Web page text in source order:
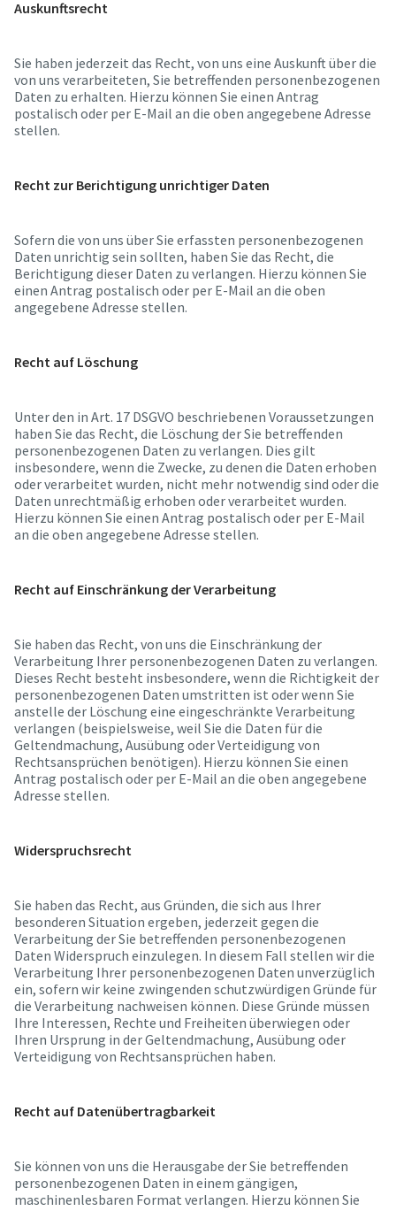
Auskunftsrecht
Sie haben jederzeit das Recht, von uns eine Auskunft über die
von uns verarbeiteten, Sie betreffenden personenbezogenen
Daten zu erhalten. Hierzu können Sie einen Antrag
postalisch oder per E-Mail an die oben angegebene Adresse
stellen.
Recht zur Berichtigung unrichtiger Daten
Sofern die von uns über Sie erfassten personenbezogenen
Daten unrichtig sein sollten, haben Sie das Recht, die
Berichtigung dieser Daten zu verlangen. Hierzu können Sie
einen Antrag postalisch oder per E-Mail an die oben
angegebene Adresse stellen.
Recht auf Löschung
Unter den in Art. 17 DSGVO beschriebenen Voraussetzungen
haben Sie das Recht, die Löschung der Sie betreffenden
personenbezogenen Daten zu verlangen. Dies gilt
insbesondere, wenn die Zwecke, zu denen die Daten erhoben
oder verarbeitet wurden, nicht mehr notwendig sind oder die
Daten unrechtmäßig erhoben oder verarbeitet wurden.
Hierzu können Sie einen Antrag postalisch oder per E-Mail
an die oben angegebene Adresse stellen.
Recht auf Einschränkung der Verarbeitung
Sie haben das Recht, von uns die Einschränkung der
Verarbeitung Ihrer personenbezogenen Daten zu verlangen.
Dieses Recht besteht insbesondere, wenn die Richtigkeit der
personenbezogenen Daten umstritten ist oder wenn Sie
anstelle der Löschung eine eingeschränkte Verarbeitung
verlangen (beispielsweise, weil Sie die Daten für die
Geltendmachung, Ausübung oder Verteidigung von
Rechtsansprüchen benötigen). Hierzu können Sie einen
Antrag postalisch oder per E-Mail an die oben angegebene
Adresse stellen.
Widerspruchsrecht
Sie haben das Recht, aus Gründen, die sich aus Ihrer
besonderen Situation ergeben, jederzeit gegen die
Verarbeitung der Sie betreffenden personenbezogenen
Daten Widerspruch einzulegen. In diesem Fall stellen wir die
Verarbeitung Ihrer personenbezogenen Daten unverzüglich
ein, sofern wir keine zwingenden schutzwürdigen Gründe für
die Verarbeitung nachweisen können. Diese Gründe müssen
Ihre Interessen, Rechte und Freiheiten überwiegen oder
Ihren Ursprung in der Geltendmachung, Ausübung oder
Verteidigung von Rechtsansprüchen haben.
Recht auf Datenübertragbarkeit
Sie können von uns die Herausgabe der Sie betreffenden
personenbezogenen Daten in einem gängigen,
maschinenlesbaren Format verlangen. Hierzu können Sie